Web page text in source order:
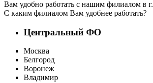
Вам удобно работать с нашим филиалом в г.
С каким филиалом Вам удобнее работать?
Центральный ФО
Москва
Белгород
Воронеж
Владимир